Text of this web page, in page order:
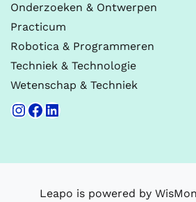
Onderzoeken & Ontwerpen
Practicum
Robotica & Programmeren
Techniek & Technologie
Wetenschap & Techniek
Instagram
Facebook
LinkedIn
Leapo is powered by